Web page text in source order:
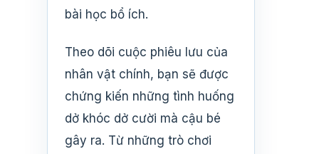
bài học bổ ích.
Theo dõi cuộc phiêu lưu của
nhân vật chính, bạn sẽ được
chứng kiến những tình huống
dở khóc dở cười mà cậu bé
gây ra. Từ những trò chơi